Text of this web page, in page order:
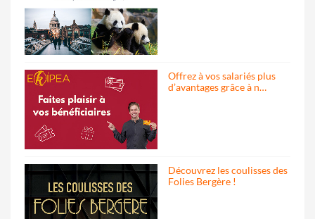
Offrez à vos salariés plus
d’avantages grâce à n…
Découvrez les coulisses des
Folies Bergère !